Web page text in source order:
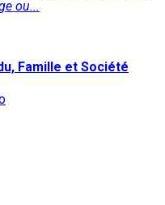
ou...
Famille et Société